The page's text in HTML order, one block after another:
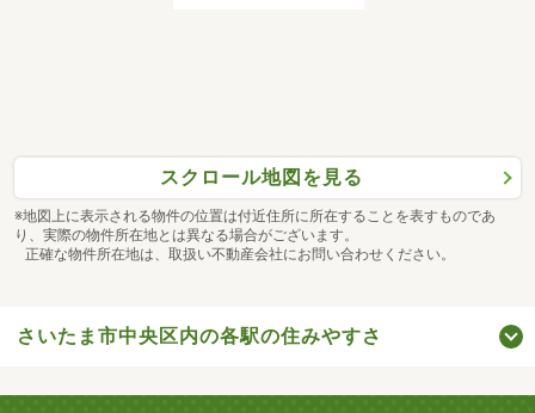
スクロール地図を見る
※地図上に表示される物件の位置は付近住所に所在することを表すものであ
り、実際の物件所在地とは異なる場合がございます。
正確な物件所在地は、取扱い不動産会社にお問い合わせください。
さいたま市中央区内の各駅の住みやすさ